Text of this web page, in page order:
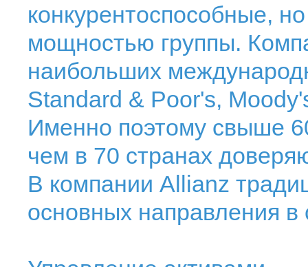
конкурентоспособные,
мощностью группы.
наибольших
Standard & Poor's,
Именно поэтому свыше
чем в 70 странах
В компании Allianz
основных направления в